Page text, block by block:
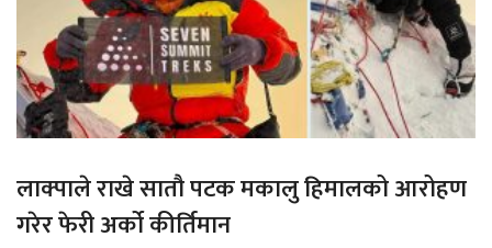
लाक्पाले राखे सातौ पटक मकालु हिमालको आरोहण
गरेर फेरी अर्को कीर्तिमान